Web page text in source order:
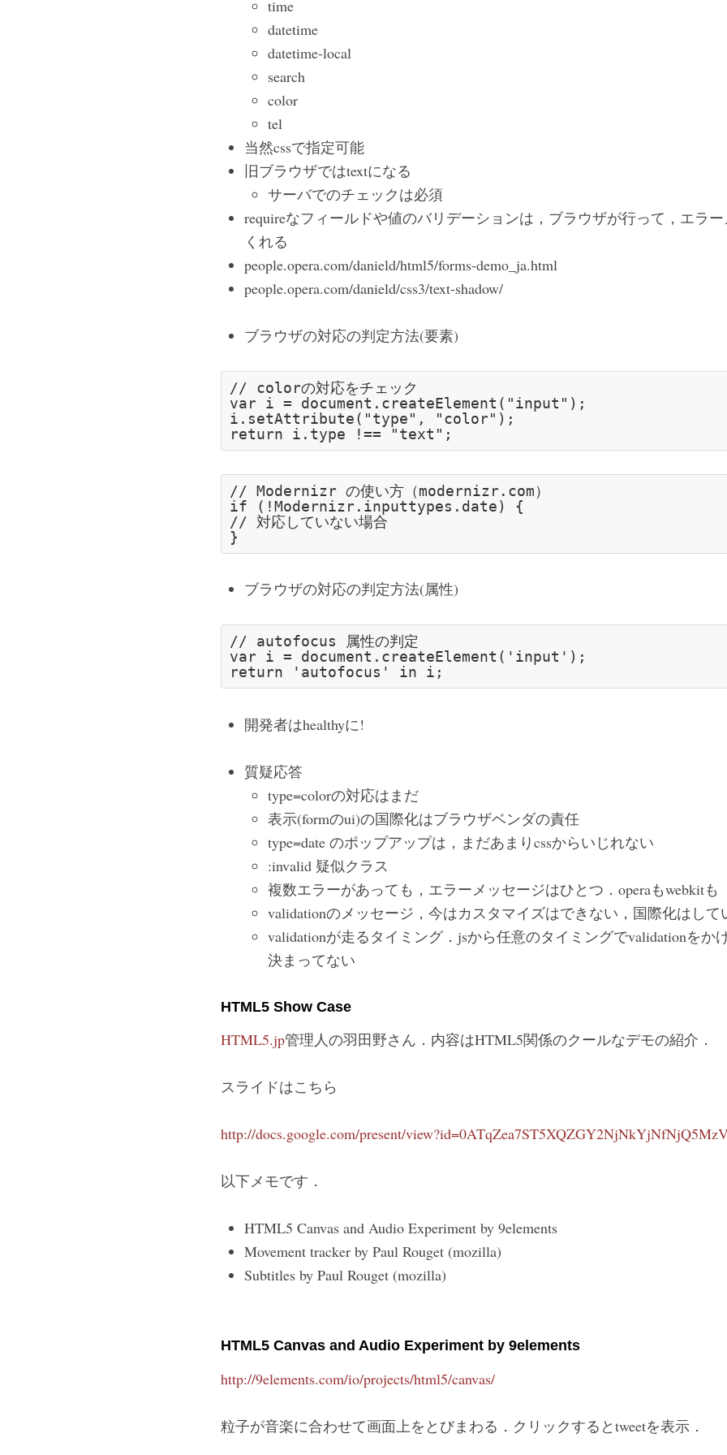
time
datetime
datetime-local
search
color
tel
当然cssで指定可能
旧ブラウザではtextになる
サーバでのチェックは必須
requireなフィールドや値のバリデーションは，ブラウザが行って，エラ
くれる
people.opera.com/danield/html5/forms-demo_ja.html
people.opera.com/danield/css3/text-shadow/
ブラウザの対応の判定方法(要素)
// colorの対応をチェック
var i = document .createElement( "input" );
i.setAttribute( "type" , "color"
return i.type !== "text"
// Modernizr の使い方（modernizr.com）
if (!Modernizr.inputtypes. date) {
// 対応していない場合
}
ブラウザの対応の判定方法(属性)
// autofocus 属性の判定
var i = document .createElement( 'input'
return
'autofocus' in
開発者はhealthyに!
質疑応答
type=colorの対応はまだ
表示(formのui)の国際化はブラウザベンダの責任
type=date のポップアップは，まだあまりcssからいじれない
:invalid 疑似クラス
複数エラーがあっても，エラーメッセージはひとつ．operaもwebkitも
validationのメッセージ，今はカスタマイズはできない，国際化はして
validationが走るタイミング．jsから任意のタイミングでvalidationをか
決まってない
HTML5 Show Case
HTML5.jp管理人の羽田野さん．内容はHTML5関係のクールなデモの紹介．
スライドはこちら
http://docs.google.com/present/
以下メモです．
HTML5 Canvas and Audio Experiment by 9elements
Movement tracker by Paul Rouget (mozilla)
Subtitles by Paul Rouget (mozilla)
HTML5 Canvas and Audio Experiment by 9elements
http://9elements.com/io/projects/html5/canvas/
粒子が音楽に合わせて画面上をとびまわる．クリックするとtweetを表示．